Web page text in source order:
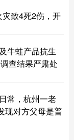
致4死2伤，开
牛蛙产品抗生
查结果严肃处
常，杭州一老
现对方父母是普